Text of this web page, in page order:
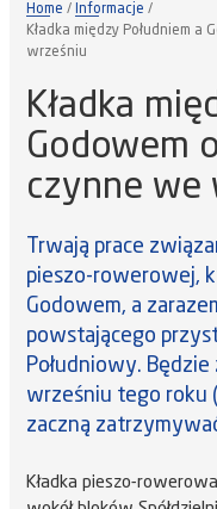
Home
Informacje
Kładka między Południem
wrześniu
Kładka
Godowem
czynne we
Trwają prace
pieszo-rowerowej,
Godowem, a
powstającego
Południowy.
wrześniu tego roku
zaczną
Kładka pieszo-